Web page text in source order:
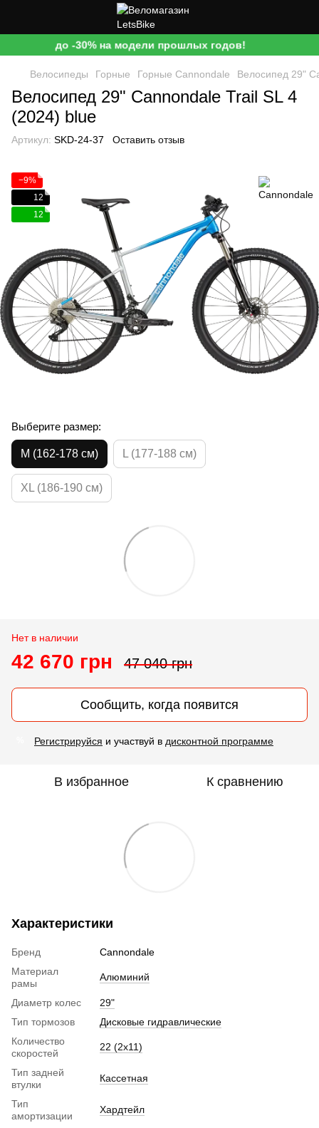
до -30% на модели прошлых годов!
Велосипеды Горные Горные Cannondale Велосипед 29"
Велосипед 29" Cannondale Trail SL 4
(2024) blue
Артикул: SKD-24-37 Оставить отзыв
−9%
12
12
Выберите размер:
M (162-178 см) L (177-188 см)
XL (186-190 см)
Нет в наличии
42 670 грн 47 040 грн
Сообщить, когда появится
Регистрируйся и участвуй в дисконтной программе
В избранное К сравнению
Характеристики
Бренд
Cannondale
Материал
рамы
Алюминий
Диаметр колес
29"
Тип тормозов
Дисковые гидравлические
Количество
скоростей
22 (2x11)
Тип задней
втулки
Кассетная
Тип
амортизации
Хардтейл